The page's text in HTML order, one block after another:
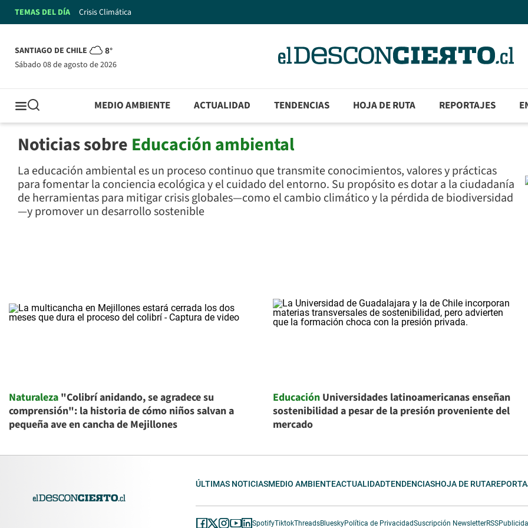
TEMAS DEL DÍA Crisis Climática
SANTIAGO DE CHILE 8°
sábado 08 de agosto de 2026
MEDIO AMBIENTE ACTUALIDAD TENDENCIAS HOJA DE RUTA REPORTAJES
Noticias sobre Educación ambiental
La educación ambiental es un proceso continuo que transmite conocimientos, valores y prácticas
para fomentar la conciencia ecológica y el cuidado del entorno. Su propósito es dotar a la ciudadanía
de herramientas para mitigar crisis globales—como el cambio climático y la pérdida de biodiversidad
—y promover un desarrollo sostenible
Naturaleza "Colibrí anidando, se agradece su
comprensión": la historia de cómo niños salvan a
pequeña ave en cancha de Mejillones
Educación Universidades latinoamericanas enseñan
sostenibilidad a pesar de la presión proveniente del
mercado
ÚLTIMAS NOTICIASMEDIO AMBIENTEACTUALIDADTENDENCIASHOJA DE RUTA
SpotifyTiktokThreadsBlueskyPolítica de PrivacidadSuscripción NewsletterRSS